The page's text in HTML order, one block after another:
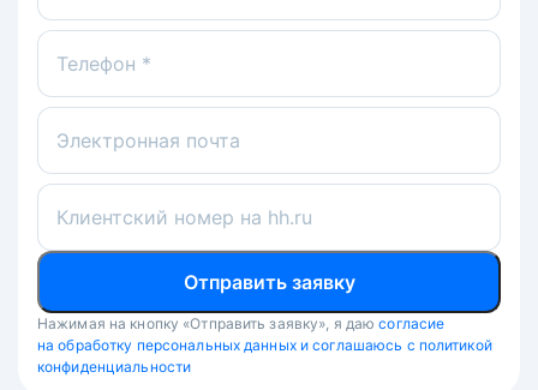
Телефон *
Электронная почта
Клиентский номер на hh.ru
Отправить заявку
Нажимая на кнопку «Отправить заявку», я даю согласие
на обработку персональных данных и соглашаюсь с политикой
конфиденциальности